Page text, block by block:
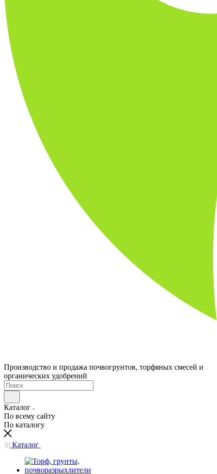
Производство и продажа почвогрунтов, торфяных смесей и
органических удобрений
Каталог
По всему сайту
По каталогу
Каталог